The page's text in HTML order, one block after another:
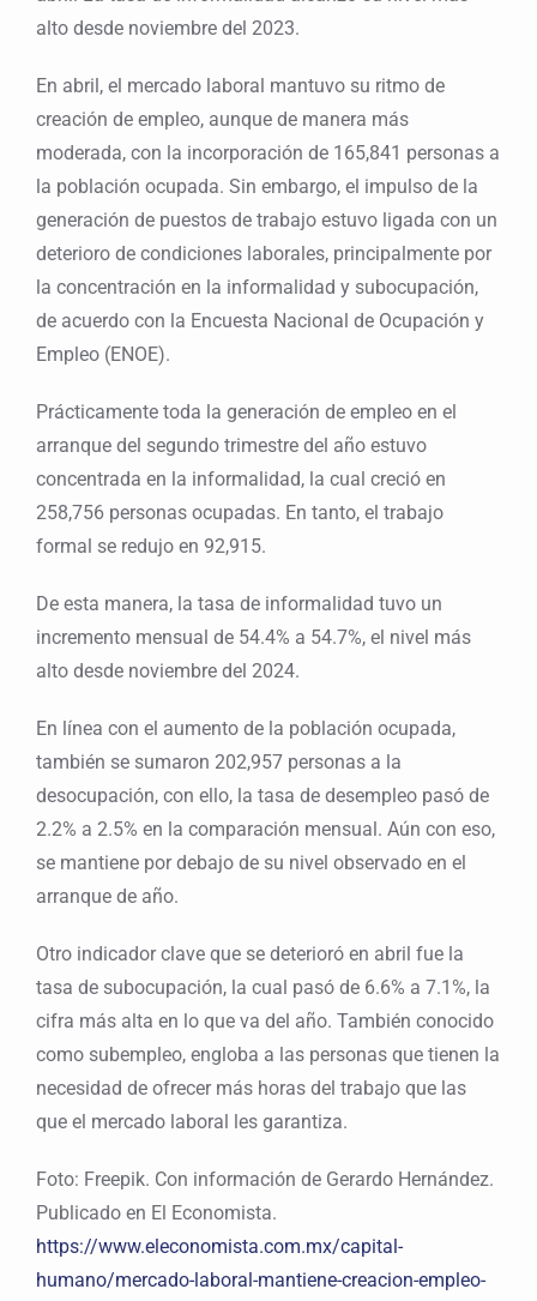
alto desde noviembre del 2023.
En abril, el mercado laboral mantuvo su ritmo de
creación de empleo, aunque de manera más
moderada, con la incorporación de 165,841 personas a
la población ocupada. Sin embargo, el impulso de la
generación de puestos de trabajo estuvo ligada con un
deterioro de condiciones laborales, principalmente por
la concentración en la informalidad y subocupación,
de acuerdo con la Encuesta Nacional de Ocupación y
Empleo (ENOE).
Prácticamente toda la generación de empleo en el
arranque del segundo trimestre del año estuvo
concentrada en la informalidad, la cual creció en
258,756 personas ocupadas. En tanto, el trabajo
formal se redujo en 92,915.
De esta manera, la tasa de informalidad tuvo un
incremento mensual de 54.4% a 54.7%, el nivel más
alto desde noviembre del 2024.
En línea con el aumento de la población ocupada,
también se sumaron 202,957 personas a la
desocupación, con ello, la tasa de desempleo pasó de
2.2% a 2.5% en la comparación mensual. Aún con eso,
se mantiene por debajo de su nivel observado en el
arranque de año.
Otro indicador clave que se deterioró en abril fue la
tasa de subocupación, la cual pasó de 6.6% a 7.1%, la
cifra más alta en lo que va del año. También conocido
como subempleo, engloba a las personas que tienen la
necesidad de ofrecer más horas del trabajo que las
que el mercado laboral les garantiza.
Foto: Freepik. Con información de Gerardo Hernández.
Publicado en El Economista.
https://www.eleconomista.com.mx/capital-
humano/mercado-laboral-mantiene-creacion-empleo-